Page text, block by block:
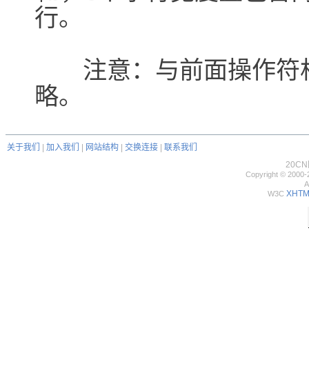
行。
注意：与前面操作符
略。
关于我们 加入我们 网站结构 交换连接
联系我们
20CN
Copyright © 2000-
W3C